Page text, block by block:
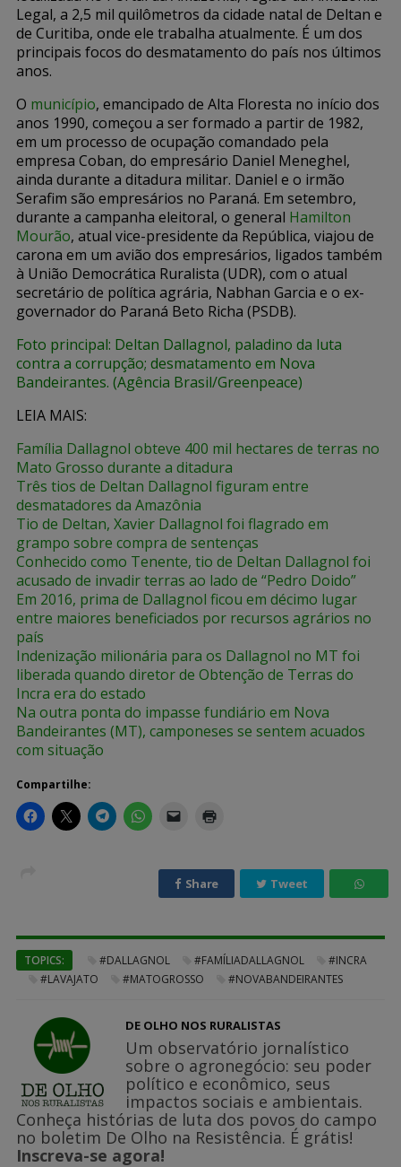
Legal, a 2,5 mil quilômetros da cidade natal de Deltan e
de Curitiba, onde ele trabalha atualmente. É um dos
principais focos do desmatamento do país nos últimos
anos.
O município, emancipado de Alta Floresta no início dos
anos 1990, começou a ser formado a partir de 1982,
em um processo de ocupação comandado pela
empresa Coban, do empresário Daniel Meneghel,
ainda durante a ditadura militar. Daniel e o irmão
Serafim são empresários no Paraná. Em setembro,
durante a campanha eleitoral, o general Hamilton
Mourão, atual vice-presidente da República, viajou de
carona em um avião dos empresários, ligados também
à União Democrática Ruralista (UDR), com o atual
secretário de política agrária, Nabhan Garcia e o ex-
governador do Paraná Beto Richa (PSDB).
Foto principal: Deltan Dallagnol, paladino da luta
contra a corrupção; desmatamento em Nova
Bandeirantes. (Agência Brasil/Greenpeace)
LEIA MAIS:
Família Dallagnol obteve 400 mil hectares de terras no
Mato Grosso durante a ditadura
Três tios de Deltan Dallagnol figuram entre
desmatadores da Amazônia
Tio de Deltan, Xavier Dallagnol foi flagrado em
grampo sobre compra de sentenças
Conhecido como Tenente, tio de Deltan Dallagnol foi
acusado de invadir terras ao lado de “Pedro Doido”
Em 2016, prima de Dallagnol ficou em décimo lugar
entre maiores beneficiados por recursos agrários no
país
Indenização milionária para os Dallagnol no MT foi
liberada quando diretor de Obtenção de Terras do
Incra era do estado
Na outra ponta do impasse fundiário em Nova
Bandeirantes (MT), camponeses se sentem acuados
com situação
Compartilhe:
Share Tweet
TOPICS: #DALLAGNOL #FAMÍLIADALLAGNOL
#INCRA
#LAVAJATO
#MATOGROSSO #NOVABANDEIRANTES
DE OLHO NOS RURALISTAS
Um observatório jornalístico
sobre o agronegócio: seu poder
político e econômico, seus
impactos sociais e ambientais.
Conheça histórias de luta dos povos do campo
no boletim De Olho na Resistência. É grátis!
Inscreva-se agora!